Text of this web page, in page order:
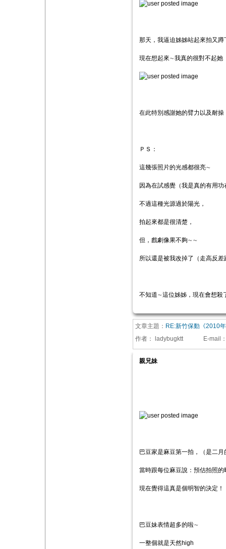
那天，我逼迫姊姊站起來拍又
現在想起來∼我真的很對不起她
在此特別感謝她的臂力以及耐操
ＰＳ：
這幾張照片的光感都很亮∼
因為在試感覺（我是真的有用功
不過這種光源過於陽光，
拍起來都是很清楚，
但，戲劇像果不夠∼∼
所以還是被我改掉了（走高反差
不知道∼這位姊姊，現在會想殺
文章主題： RE:新竹保動《2010
作者：
ladybugktt E-mail
親兄妹
巴豆家是麻豆第一拍，（是二月
當時跟每位麻豆說：預估拍照的
現在覺得這真是個明智的決定！
巴豆妹表情超多的啦∼
一整個就是天然high